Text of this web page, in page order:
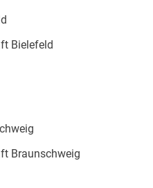
Bielefeld
Braunschweig